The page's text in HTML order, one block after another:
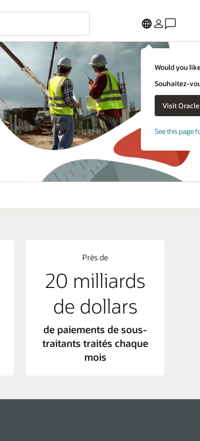
Would you
Souhaitez-
See this page
Près de
20 milliards
de dollars
de paiements de sous-
traitants traités chaque
mois